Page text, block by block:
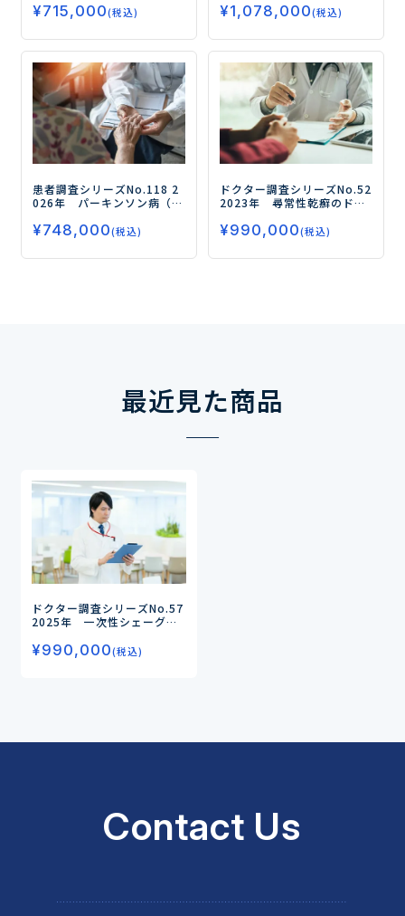
物治療の実態を探るー
¥715,000(税込)
身療法（生物学的製剤/JAK
阻害薬）の治療実態・評
価、開発薬のニーズを徹底
調査ー
¥1,078,000(税込)
患者調査シリーズNo.118 2
026年 パーキンソン病（P
法・持続皮下注療法の実
態、iPS細胞療法に対する患
者のニーズを探るー
¥748,000(税込)
ドクター調査シリーズNo.52
2023年 尋常性乾癬のドク
学的製剤・オテズラ・ソー
ティクツ）の処方実態、 治
療目標・治療評価を調査―
¥990,000(税込)
最近見た商品
ドクター調査シリーズNo.57
2025年 一次性シェーグレ
調査ー腺外症状・腺症状にお
ける全身療法の実態と評価、
¥990,000(税込)
Contact Us